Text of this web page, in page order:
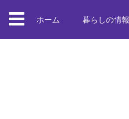
ホーム 暮らしの情報